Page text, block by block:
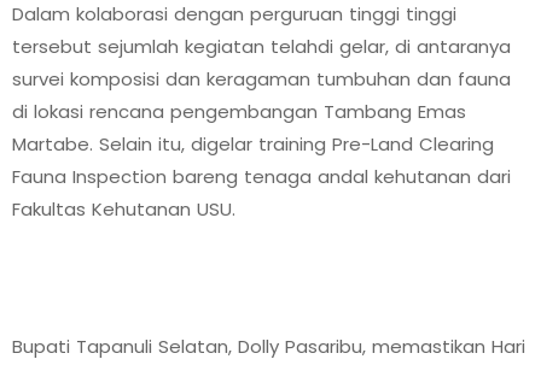
Dalam kolaborasi dengan perguruan tinggi tinggi
tersebut sejumlah kegiatan telahdi gelar, di antaranya
survei komposisi dan keragaman tumbuhan dan fauna
di lokasi rencana pengembangan Tambang Emas
Martabe. Selain itu, digelar training Pre-Land Clearing
Fauna Inspection bareng tenaga andal kehutanan dari
Fakultas Kehutanan USU.
Bupati Tapanuli Selatan, Dolly Pasaribu, memastikan Hari